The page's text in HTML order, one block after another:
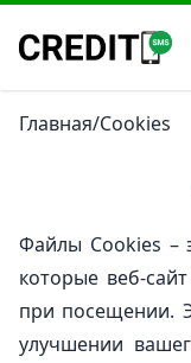
Главная/Cookies
Файлы Cookies –
которые веб-
при посещении.
улучшении